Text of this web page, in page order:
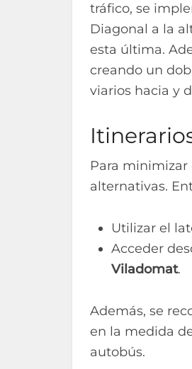
tráfico, se
Diagonal a la
esta última.
creando un
viarios hacia y
Para minimizar
alternativas.
Utilizar el
Acceder
Viladomat.
Además, se
en la medida
autobús.